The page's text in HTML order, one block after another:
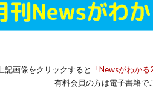
上記画像をクリックすると 「Newsがわか
有料会員の方は電子書籍で